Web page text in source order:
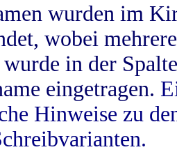
wurden im
wobei
in der
eingetragen.
Hinweise zu